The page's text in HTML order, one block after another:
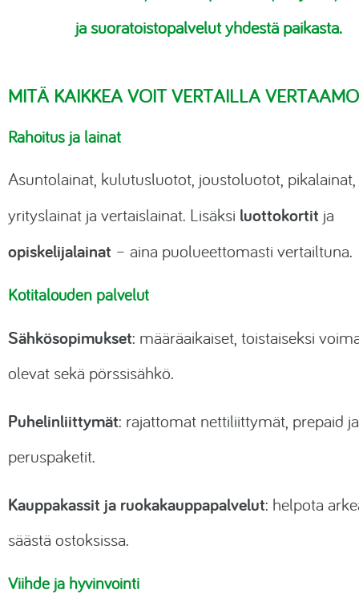
ja suoratoistopalvelut yhdestä paikasta.
MITÄ KAIKKEA VOIT VERTAILLA
Rahoitus ja lainat
Asuntolainat, kulutusluotot, joustoluotot, pikalainat,
yrityslainat ja vertaislainat. Lisäksi luottokortit ja
opiskelijalainat – aina puolueettomasti vertailtuna.
Kotitalouden palvelut
Sähkösopimukset: määräaikaiset, toistaiseksi
olevat sekä pörssisähkö.
Puhelinliittymät: rajattomat nettiliittymät, prepaid ja
peruspaketit.
Kauppakassit ja ruokakauppapalvelut: helpota
säästä ostoksissa.
Viihde ja hyvinvointi